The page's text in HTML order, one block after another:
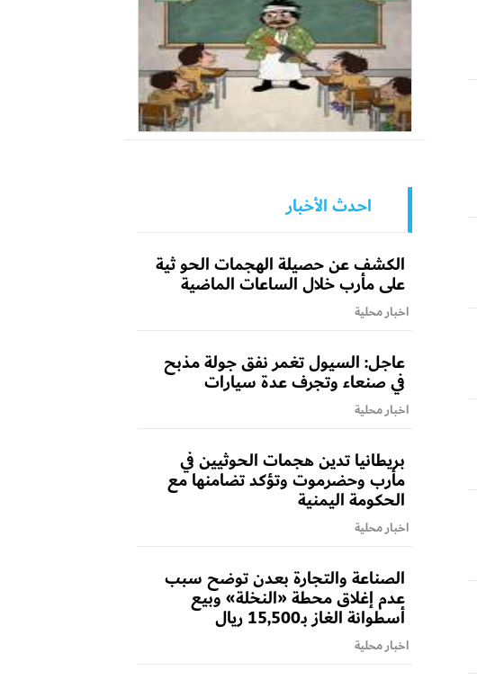
احدث الأخبار
الكشف عن حصيلة الهجمات الحو ثية
على مأرب خلال الساعات الماضية
اخبار محلية
عاجل: السيول تغمر نفق جولة مذبح
في صنعاء وتجرف عدة سيارات
اخبار محلية
بريطانيا تدين هجمات الحوثيين في
مأرب وحضرموت وتؤكد تضامنها مع
الحكومة اليمنية
اخبار محلية
الصناعة والتجارة بعدن توضح سبب
عدم إغلاق محطة «النخلة» وبيع
أسطوانة الغاز بـ15,500 ريال
اخبار محلية